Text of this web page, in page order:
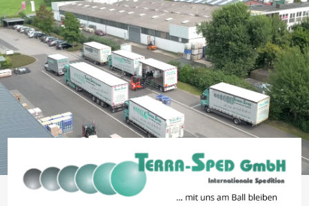
Ich stimme zu
Unser Ziel ist es, Ihnen das
bestmögliche Nutzungserlebnis zu
bieten. Hierfür werden Informationen über Ihren Besuch in
Form von Cookies auf Ihrem Endgerät gespeichert. Durch
die Nutzung dieser Webseite stimmen Sie der Verwendung
von Cookies zu. Weiterführende Informationen zum
Einsatz von Cookies finden Sie in unserer
Datenschutzerklärung